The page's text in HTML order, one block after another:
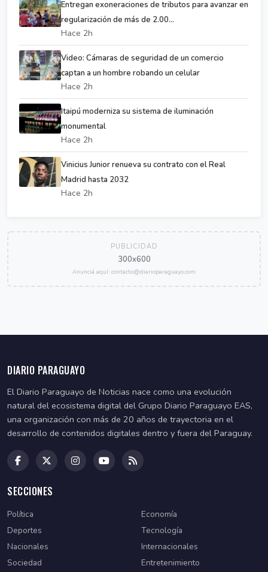
Entregan exoneraciones de tributos para avanzar en
regularización de más de 2.00...
Hace 2h
Video: Cámaras de seguridad de un comercio
captan a un hombre robando un celular
Hace 2h
Itaipú moderniza su sistema de iluminación
monumental
Hace 2h
Vinicius Junior renueva su contrato con el Real
Madrid hasta 2032
Hace 2h
PUBLICIDAD
300x600
Anunciá aquí: contacto@diarioparaguayo.com
DIARIO PARAGUAYO
El Diario Paraguayo de Noticias nace como una evolución
natural del ecosistema digital del Grupo Diario Paraguayo EAS,
una organización con más de 20 años de trayectoria en el
desarrollo de contenidos digitales dentro y fuera del Paraguay.
SECCIONES
Política
Economía
Deportes
Tecnología
Nacionales
Internacionales
Sociedad
Entretenimiento